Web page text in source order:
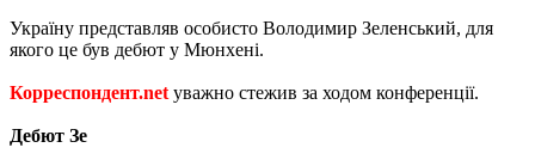
Україну представляв особисто Володимир Зеленський, для
якого це був дебют у Мюнхені.
Корреспондент.net уважно стежив за ходом конференції.
Дебют Зе